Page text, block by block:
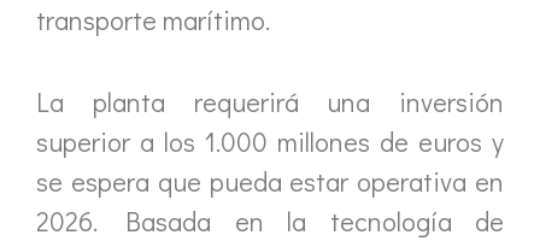
transporte marítimo.
La planta requerirá una inversión
superior a los 1.000 millones de euros y
se espera que pueda estar operativa en
2026. Basada en la tecnología de